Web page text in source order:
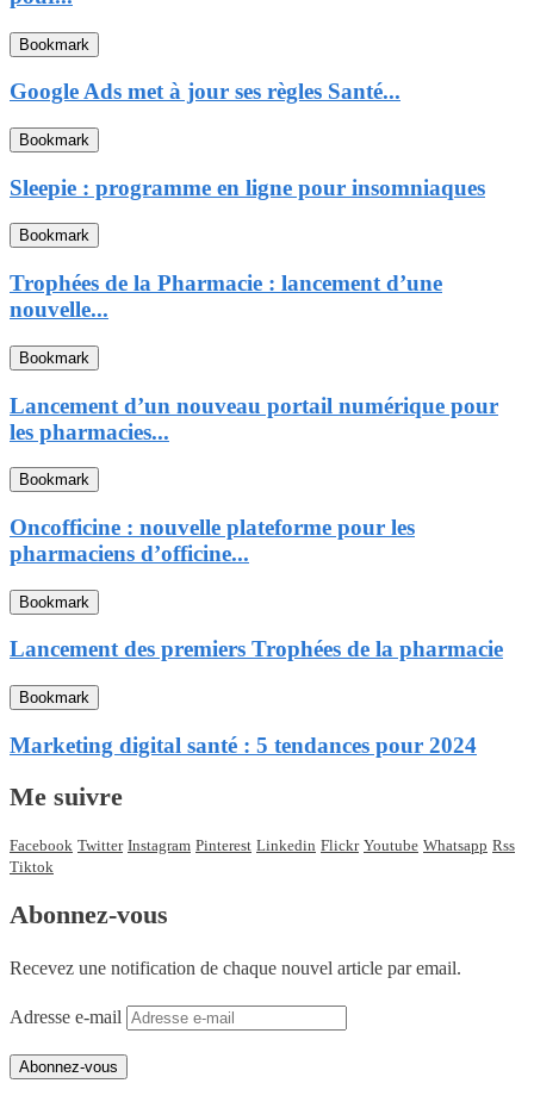
Bookmark
Google Ads met à jour ses règles Santé...
Bookmark
Sleepie : programme en ligne pour insomniaques
Bookmark
Trophées de la Pharmacie : lancement d’une
nouvelle...
Bookmark
Lancement d’un nouveau portail numérique pour
les pharmacies...
Bookmark
Oncofficine : nouvelle plateforme pour les
pharmaciens d’officine...
Bookmark
Lancement des premiers Trophées de la pharmacie
Bookmark
Marketing digital santé : 5 tendances pour 2024
Me suivre
Facebook Twitter Instagram Pinterest Linkedin Flickr Youtube Whatsapp Rss
Tiktok
Abonnez-vous
Recevez une notification de chaque nouvel article par email.
Adresse e-mail
Abonnez-vous